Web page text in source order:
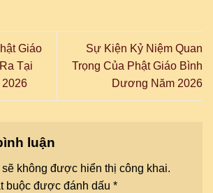
Giáo
Tại
Sự Kiện Kỷ Niệm Quan
Trọng Của Phật Giáo Bình
Dương Năm 2026
luận
không được hiển thị công khai.
buộc được đánh dấu *